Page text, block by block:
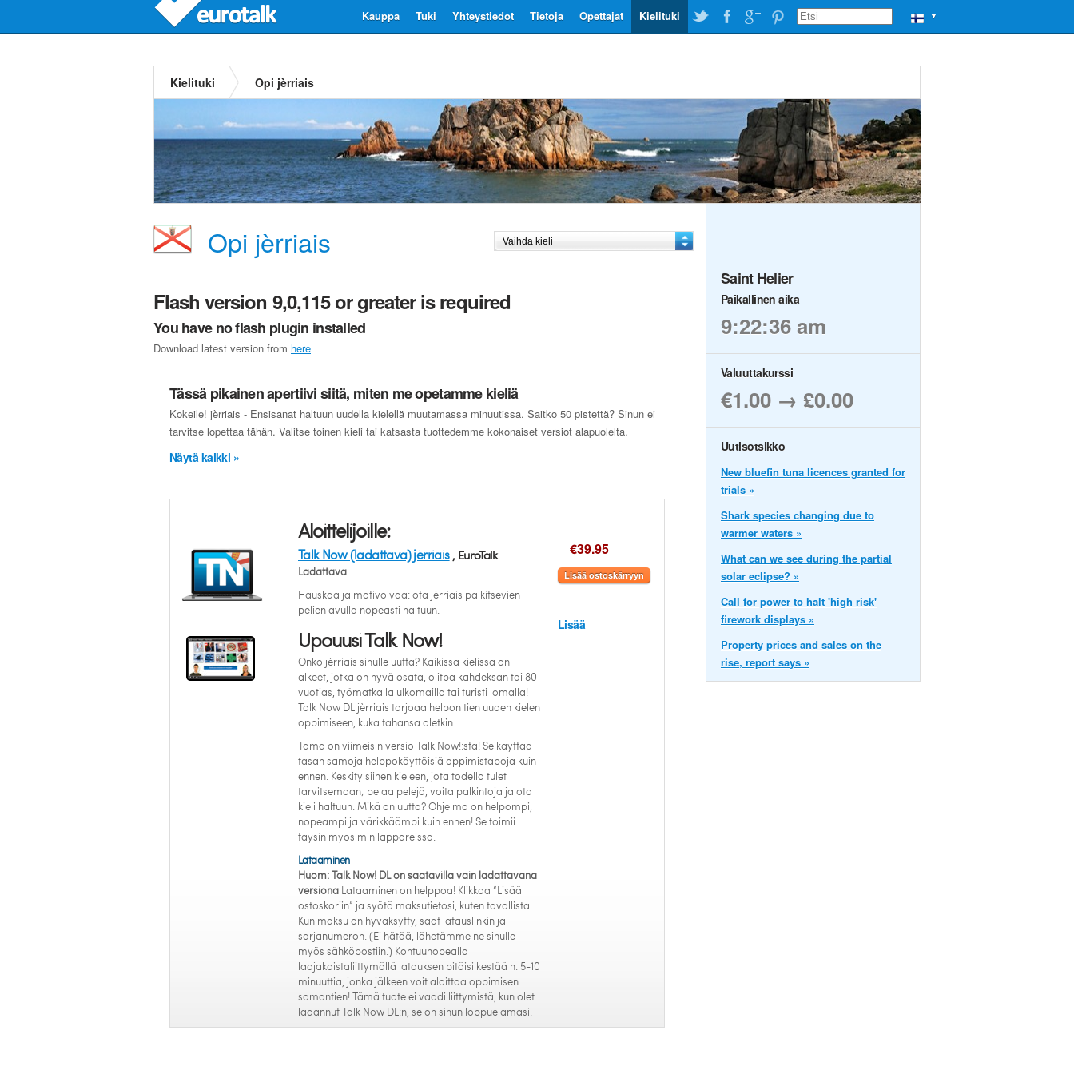
▼
Kielituki
Opettajat
Tietoja
Yhteystiedot
Tuki
Kauppa
Kielituki Opi jèrriais
Opi jèrriais
Flash version 9,0,115 or greater is required
You have no flash plugin installed
Download latest version from here
Tässä pikainen apertiivi siitä, miten me opetamme kieliä
Kokeile! jèrriais - Ensisanat haltuun uudella kielellä muutamassa minuutissa. Saitko 50 pistettä? Sinun ei
tarvitse lopettaa tähän. Valitse toinen kieli tai katsasta tuottedemme kokonaiset versiot alapuolelta.
Näytä kaikki »
Aloittelijoille:
Talk Now (ladattava) jèrriais, EuroTalk
Ladattava
Hauskaa ja motivoivaa: ota jèrriais palkitsevien
pelien avulla nopeasti haltuun.
Upouusi Talk Now!
Onko jèrriais sinulle uutta? Kaikissa kielissä on
alkeet, jotka on hyvä osata, olitpa kahdeksan tai 80-
vuotias, työmatkalla ulkomailla tai turisti lomalla!
Talk Now DL jèrriais tarjoaa helpon tien uuden kielen
oppimiseen, kuka tahansa oletkin.
Tämä on viimeisin versio Talk Now!:sta! Se käyttää
tasan samoja helppokäyttöisiä oppimistapoja kuin
ennen. Keskity siihen kieleen, jota todella tulet
tarvitsemaan; pelaa pelejä, voita palkintoja ja ota
kieli haltuun. Mikä on uutta? Ohjelma on helpompi,
nopeampi ja värikkäämpi kuin ennen! Se toimii
täysin myös miniläppäreissä.
Lataaminen
Huom: Talk Now! DL on saatavilla vain ladattavana
versiona Lataaminen on helppoa! Klikkaa “Lisää
ostoskoriin” ja syötä maksutietosi, kuten tavallista.
Kun maksu on hyväksytty, saat latauslinkin ja
sarjanumeron. (Ei hätää, lähetämme ne sinulle
myös sähköpostiin.) Kohtuunopealla
laajakaistaliittymällä latauksen pitäisi kestää n. 5-10
minuuttia, jonka jälkeen voit aloittaa oppimisen
samantien! Tämä tuote ei vaadi liittymistä, kun olet
ladannut Talk Now DL:n, se on sinun loppuelämäsi.
€39.95
Lisää ostoskärryyn
Lisää
Saint Helier
Paikallinen aika
9:22:36 am
Valuuttakurssi
€1.00 → £0.00
Uutisotsikko
New bluefin tuna licences granted for
trials »
Shark species changing due to
warmer waters »
What can we see during the partial
solar eclipse? »
Call for power to halt 'high risk'
firework displays »
Property prices and sales on the
rise, report says »